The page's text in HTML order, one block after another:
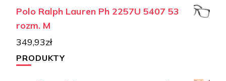
Polo Ralph Lauren Ph 2257U 5407 53
rozm. M
349,93zł
PRODUKTY